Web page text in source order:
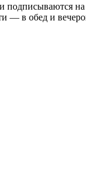
в обед и